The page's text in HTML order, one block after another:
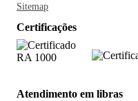
Sitemap
Certificações
Atendimento em libras